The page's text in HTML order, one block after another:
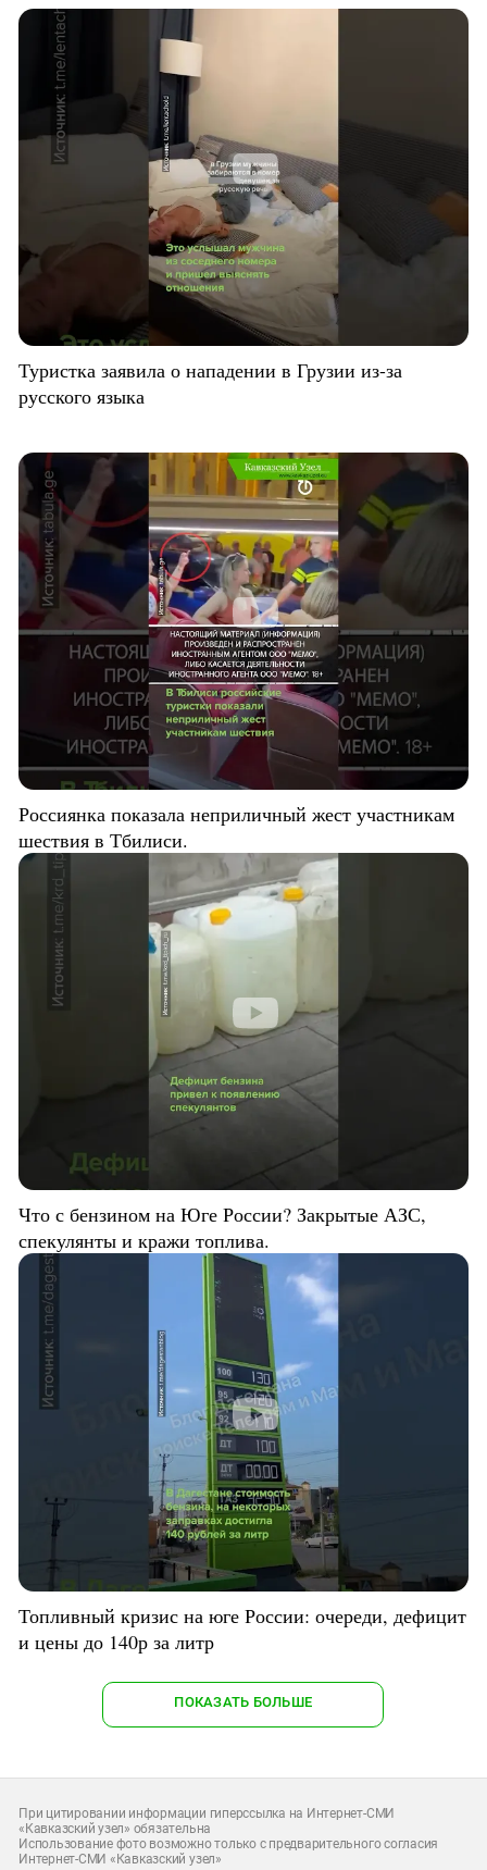
Туристка заявила о нападении в Грузии из-за
русского языка
Россиянка показала неприличный жест участникам
шествия в Тбилиси.
Что с бензином на Юге России? Закрытые АЗС,
спекулянты и кражи топлива.
Топливный кризис на юге России: очереди, дефицит
и цены до 140р за литр
ПОКАЗАТЬ БОЛЬШЕ
При цитировании информации гиперссылка на Интернет-СМИ
«Кавказский узел» обязательна
Использование фото возможно только с предварительного согласия
Интернет-СМИ «Кавказский узел»